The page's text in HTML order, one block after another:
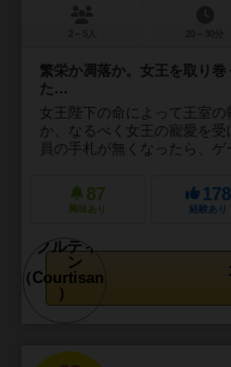
繁栄か凋落か。女王を取り
た…
女王陛下の命によって王室
か、なるべく女王の寵愛を
員の手札が無くなったら、
87
興味あり
178
経験あり